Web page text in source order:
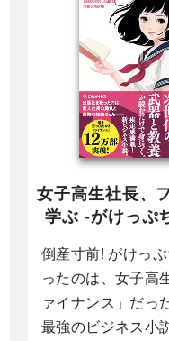
女子高生社長、
学ぶ -がけっぷ
倒産寸前! がけっ
ったのは、女子高
ァイナンス」だっ
最強のビジネス小